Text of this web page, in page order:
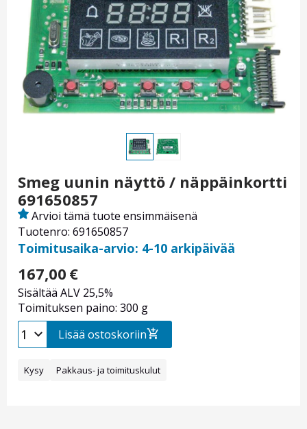
Smeg uunin näyttö / näppäinkortti
691650857
Tuotenro: 691650857
Arvioi tämä tuote ensimmäisenä
Toimitusaika-arvio: 4-10 arkipäivää
167,00 €
Sisältää ALV 25,5%
Toimituksen paino: 300 g
Lisää ostoskoriin
Kysy Pakkaus- ja toimituskulut